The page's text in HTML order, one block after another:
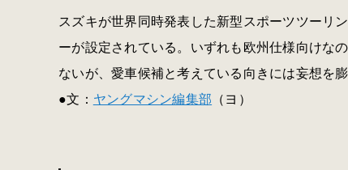
スズキが世界同時発表した新型スポーツツーリ
ーが設定されている。いずれも欧州仕様向けな
ないが、愛車候補と考えている向きには妄想を
●文： ヤングマシン編集部 （ヨ）